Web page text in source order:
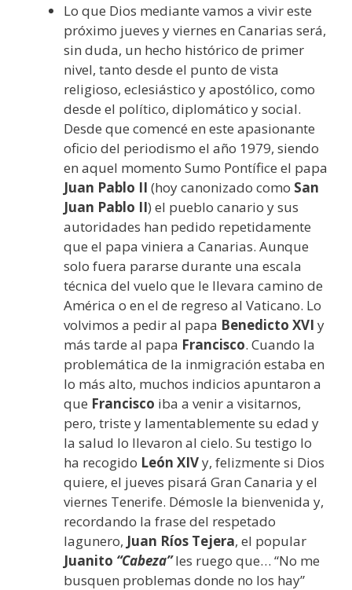
Lo que Dios mediante vamos a vivir este
próximo jueves y viernes en Canarias será,
sin duda, un hecho histórico de primer
nivel, tanto desde el punto de vista
religioso, eclesiástico y apostólico, como
desde el político, diplomático y social.
Desde que comencé en este apasionante
oficio del periodismo el año 1979, siendo
en aquel momento Sumo Pontífice el papa
Juan Pablo II (hoy canonizado como San
Juan Pablo II) el pueblo canario y sus
autoridades han pedido repetidamente
que el papa viniera a Canarias. Aunque
solo fuera pararse durante una escala
técnica del vuelo que le llevara camino de
América o en el de regreso al Vaticano. Lo
volvimos a pedir al papa Benedicto XVI y
más tarde al papa Francisco. Cuando la
problemática de la inmigración estaba en
lo más alto, muchos indicios apuntaron a
que Francisco iba a venir a visitarnos,
pero, triste y lamentablemente su edad y
la salud lo llevaron al cielo. Su testigo lo
ha recogido León XIVy, felizmente si Dios
quiere, el jueves pisará Gran Canaria y el
viernes Tenerife. Démosle la bienvenida y,
recordando la frase del respetado
lagunero, Juan Ríos Tejera, el popular
Juanito “Cabeza”les ruego que… “No me
busquen problemas donde no los hay”